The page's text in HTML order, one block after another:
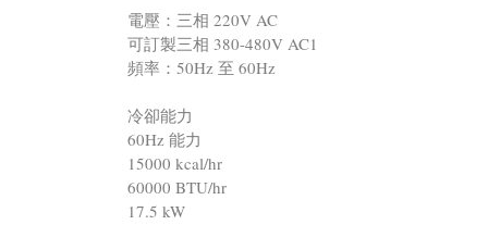
電壓：三相 220V AC
可訂製三相 380-480V AC1
頻率：50Hz 至 60Hz
冷卻能力
60Hz 能力
15000 kcal/hr
60000 BTU/hr
17.5 kW